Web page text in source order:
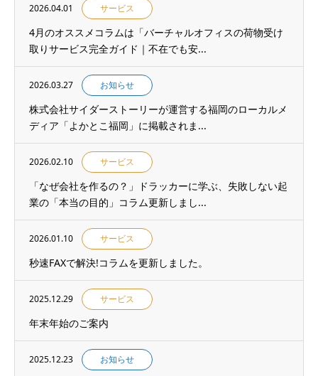
2026.04.01 サービス
4月のオススメコラムは「バーチャルオフィスの荷物受け
取りサービス完全ガイド｜不在でも安...
2026.03.27 お知らせ
株式会社サイダーストーリーが運営する福岡のローカルメ
ディア「よかとこ福岡」に掲載されま...
2026.02.10 サービス
「なぜ会社を作るの？」ドラッカーに学ぶ、失敗しない起
業の「本当の目的」コラム更新しまし...
2026.01.10 サービス
秒速FAXで解決!コラムを更新しました。
2025.12.29 サービス
年末年始のご案内
2025.12.23 お知らせ